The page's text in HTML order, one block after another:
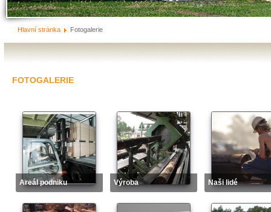
Hlavní stránka Fotogalerie
FOTOGALERIE
Areál podniku Výroba Naši lidé